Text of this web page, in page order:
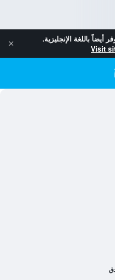
أيضاً باللغة الإنجليزية.
Visit